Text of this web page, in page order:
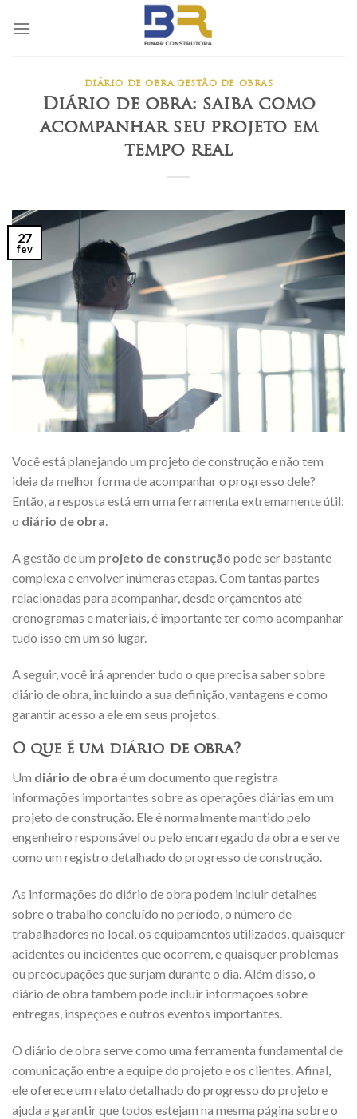
DIÁRIO DE OBRA,GESTÃO DE OBRAS
Diário de obra: saiba como
acompanhar seu projeto em
tempo real
27
fev
Você está planejando um projeto de construção e não tem
ideia da melhor forma de acompanhar o progresso dele?
Então, a resposta está em uma ferramenta extremamente útil:
o diário de obra.
A gestão de um projeto de construção pode ser bastante
complexa e envolver inúmeras etapas. Com tantas partes
relacionadas para acompanhar, desde orçamentos até
cronogramas e materiais, é importante ter como acompanhar
tudo isso em um só lugar.
A seguir, você irá aprender tudo o que precisa saber sobre
diário de obra, incluindo a sua definição, vantagens e como
garantir acesso a ele em seus projetos.
O que é um diário de obra?
Um diário de obra é um documento que registra
informações importantes sobre as operações diárias em um
projeto de construção. Ele é normalmente mantido pelo
engenheiro responsável ou pelo encarregado da obra e serve
como um registro detalhado do progresso de construção.
As informações do diário de obra podem incluir detalhes
sobre o trabalho concluído no período, o número de
trabalhadores no local, os equipamentos utilizados, quaisquer
acidentes ou incidentes que ocorrem, e quaisquer problemas
ou preocupações que surjam durante o dia. Além disso, o
diário de obra também pode incluir informações sobre
entregas, inspeções e outros eventos importantes.
O diário de obra serve como uma ferramenta fundamental de
comunicação entre a equipe do projeto e os clientes. Afinal,
ele oferece um relato detalhado do progresso do projeto e
ajuda a garantir que todos estejam na mesma página sobre o